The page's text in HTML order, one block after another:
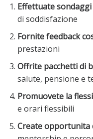
Effettuate
di soddisfazione
Fornite feedback
prestazioni
Offrite pacchetti di
salute, pensione e
Promuovete la
e orari flessibili
Create opportunita